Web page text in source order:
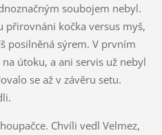
soubojem nebyl.
přirovnáni kočka versus myš,
posilněná sýrem. V prvním
útoku, a ani servis už nebyl
se až v závěru setu.
Chvíli vedl Velmez,